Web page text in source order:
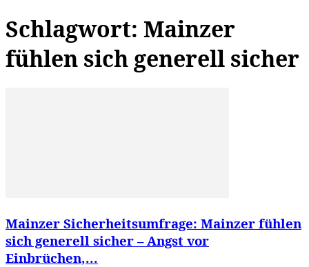
Schlagwort: Mainzer
fühlen sich generell sicher
Mainzer Sicherheitsumfrage: Mainzer fühlen
sich generell sicher – Angst vor
Einbrüchen,...